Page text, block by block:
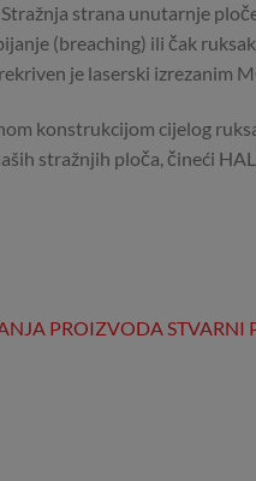
strana unutarnje
(breaching) ili čak
je laserski izrezanim
konstrukcijom cijelog
stražnjih ploča, čineći
PROIZVODA STVARNI